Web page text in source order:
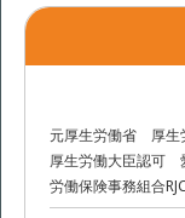
元厚生労働省 厚生
厚生労働大臣認可
労働保険事務組合